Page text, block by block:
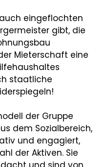
eingeflochten
gibt, die
Mieterschaft eine
staatliche
der Gruppe
dem Sozialbereich,
und engagiert,
der Aktiven. Sie